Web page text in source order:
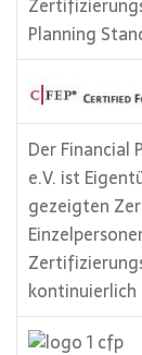
Planning
Der Financial
e.V. ist
gezeigten
kontinuierlich